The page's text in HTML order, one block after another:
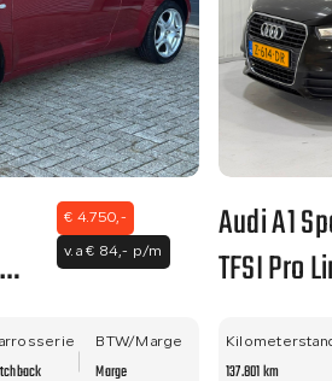
€ 4.750,-
v.a € 84,- p/m
BTW/Marge
Marge
Audi A1
TFSI Pro
137.801 km